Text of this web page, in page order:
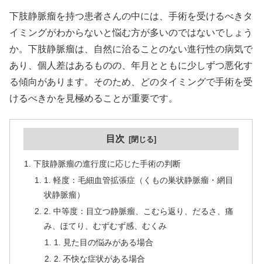
下肢静脈瘤を持つ患者さんの中には、手術を受けるべきタ
イミングがわからないと悩む方が多いのではないでしょう
か。下肢静脈瘤は、自然に治ることのない進行性の病気で
あり、個人差はあるものの、年月とともに少しずつ悪化す
る傾向があります。そのため、どのタイミングで手術を受
けるべきかを見極めることが重要です。
目次
下肢静脈瘤の進行度に応じた手術の判断
1. 軽度：毛細血管拡張症（くもの巣状静脈瘤・網目
状静脈瘤）
2. 中等度：目立つ静脈瘤、こむら返り、だるさ、痛
み、ほてり、むずむず感、むくみ
1. 見た目の悩みがある場合
2. 不快な症状がある場合